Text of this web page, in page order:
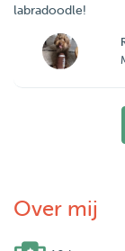
labradoodle!
Over mij